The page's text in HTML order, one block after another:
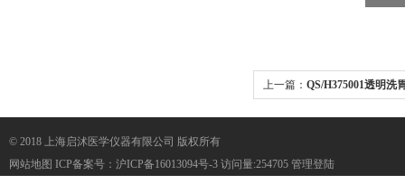
上一篇： QS/H375001透明洗
© 2018 上海启沭医学仪器有限公司 版权所有
网站地图 ICP备案号： 沪ICP备16013094号-3 访问量:254705 管理登陆